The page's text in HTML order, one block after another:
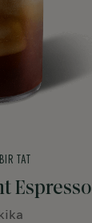
Espresso
TAT